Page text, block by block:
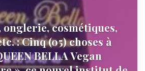
cosmétiques,
: Cinq (05) choses à
BELLA Vegan